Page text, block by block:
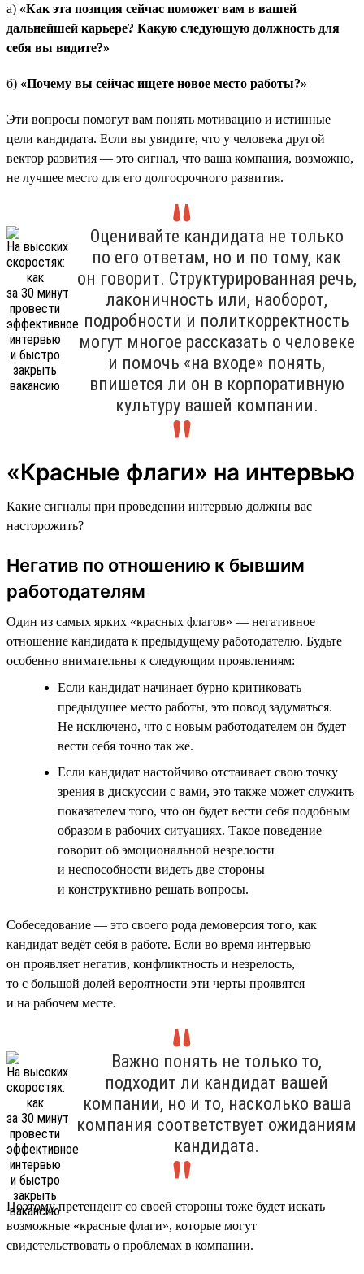
а) «Как эта позиция сейчас поможет вам в вашей
дальнейшей карьере? Какую следующую должность для
себя вы видите?»
б) «Почему вы сейчас ищете новое место работы?»
Эти вопросы помогут вам понять мотивацию и истинные
цели кандидата. Если вы увидите, что у человека другой
вектор развития — это сигнал, что ваша компания, возможно,
не лучшее место для его долгосрочного развития.
Оценивайте кандидата не только
по его ответам, но и по тому, как
он говорит. Структурированная речь,
лаконичность или, наоборот,
подробности и политкорректность
могут многое рассказать о человеке
и помочь «на входе» понять,
впишется ли он в корпоративную
культуру вашей компании.
«Красные флаги» на интервью
Какие сигналы при проведении интервью должны вас
насторожить?
Негатив по отношению к бывшим
работодателям
Один из самых ярких «красных флагов» — негативное
отношение кандидата к предыдущему работодателю. Будьте
особенно внимательны к следующим проявлениям:
Если кандидат начинает бурно критиковать
предыдущее место работы, это повод задуматься.
Не исключено, что с новым работодателем он будет
вести себя точно так же.
Если кандидат настойчиво отстаивает свою точку
зрения в дискуссии с вами, это также может служить
показателем того, что он будет вести себя подобным
образом в рабочих ситуациях. Такое поведение
говорит об эмоциональной незрелости
и неспособности видеть две стороны
и конструктивно решать вопросы.
Собеседование — это своего рода демоверсия того, как
кандидат ведёт себя в работе. Если во время интервью
он проявляет негатив, конфликтность и незрелость,
то с большой долей вероятности эти черты проявятся
и на рабочем месте.
Важно понять не только то,
подходит ли кандидат вашей
компании, но и то, насколько ваша
компания соответствует ожиданиям
кандидата.
Поэтому претендент со своей стороны тоже будет искать
возможные «красные флаги», которые могут
свидетельствовать о проблемах в компании.